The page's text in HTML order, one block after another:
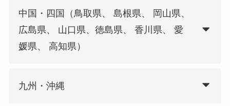
中国・四国（鳥取県、 島根県、 岡山県、
広島県、 山口県、徳島県、 香川県、 愛
媛県、 高知県）
九州・沖縄